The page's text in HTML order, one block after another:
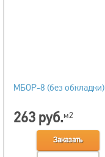
МБОР-8 (без обкладки)
263 руб.м2
Заказать